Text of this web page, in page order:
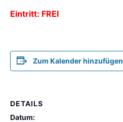
Eintritt: FREI
Zum Kalender hinzufügen
DETAILS
Datum: